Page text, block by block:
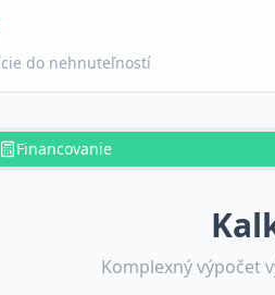
do nehnuteľností
Financovanie
Komplexný výpočet